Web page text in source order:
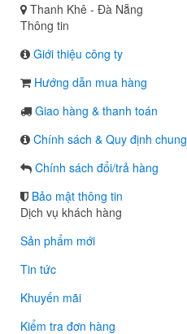
Thanh Khê - Đà Nẵng
Thông tin
Giới thiệu công ty
Hướng dẫn mua hàng
Giao hàng & thanh toán
Chính sách & Quy định chung
Chính sách đổi/trả hàng
Bảo mật thông tin
Dịch vụ khách hàng
Sản phẩm mới
Tin tức
Khuyến mãi
Kiểm tra đơn hàng